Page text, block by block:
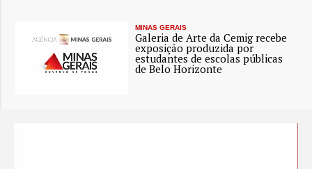
MINAS GERAIS
Galeria de Arte da Cemig recebe
exposição produzida por
estudantes de escolas públicas
de Belo Horizonte